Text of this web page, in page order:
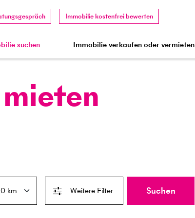
Immobilie kostenfrei bewerten
suchen Immobilie verkaufen oder vermieten
Weitere Filter Suchen